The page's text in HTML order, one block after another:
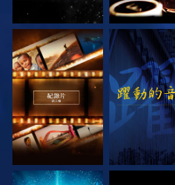
探索系列節目 觀看